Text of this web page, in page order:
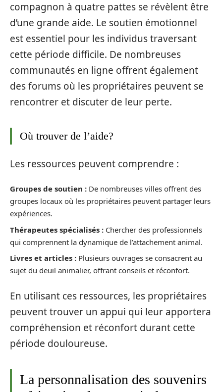
compagnon à quatre pattes se révèlent être
d’une grande aide. Le soutien émotionnel
est essentiel pour les individus traversant
cette période difficile. De nombreuses
communautés en ligne offrent également
des forums où les propriétaires peuvent se
rencontrer et discuter de leur perte.
Où trouver de l’aide?
Les ressources peuvent comprendre :
Groupes de soutien : De nombreuses villes offrent des
groupes locaux où les propriétaires peuvent partager leurs
expériences.
Thérapeutes spécialisés : Chercher des professionnels
qui comprennent la dynamique de l’attachement animal.
Livres et articles : Plusieurs ouvrages se consacrent au
sujet du deuil animalier, offrant conseils et réconfort.
En utilisant ces ressources, les propriétaires
peuvent trouver un appui qui leur apportera
compréhension et réconfort durant cette
période douloureuse.
La personnalisation des souvenirs